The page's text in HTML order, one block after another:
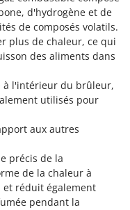
d'hydrogène et de
de composés volatils.
plus de chaleur, ce qui
des aliments dans
à l'intérieur du brûleur,
utilisés pour
aux autres
précis de la
de la chaleur à
réduit également
pendant la